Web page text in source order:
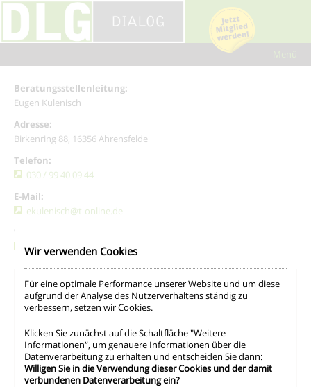
Fragen und Antworten
Checkliste
Kontakt
Sprache
Beratungsstellenleitung:
Eugen Kulenisch
Adresse:
Birkenring 88, 16356 Ahrensfelde
Telefon:
030 / 99 40 09 44
E-Mail:
ekulenisch@t-online.de
VCard:
herunterladen
Network-wide options by YD - Freelance Wordpress Developer
Wir verwenden Cookies
Für eine optimale Performance unserer Website und um diese
aufgrund der Analyse des Nutzerverhaltens ständig zu
verbessern, setzen wir Cookies.
Klicken Sie zunächst auf die Schaltfläche "Weitere
Informationen“, um genauere Informationen über die
Datenverarbeitung zu erhalten und entscheiden Sie dann:
Willigen Sie in die Verwendung dieser Cookies und der damit
verbundenen Datenverarbeitung ein?